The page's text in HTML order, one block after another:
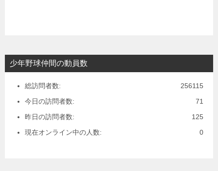
少年野球仲間の動員数
256115
総訪問者数:
71
今日の訪問者数:
125
昨日の訪問者数:
0
現在オンライン中の人数: